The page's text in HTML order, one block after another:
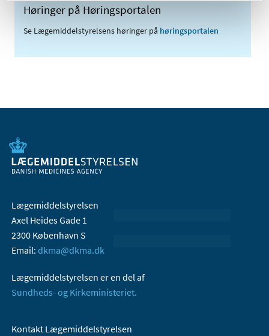
Høringer på Høringsportalen
Se Lægemiddelstyrelsens høringer på høringsportalen
Lægemiddelstyrelsen
Axel Heides Gade 1
2300 København S
Email: dkma@dkma.dk
Lægemiddelstyrelsen er en del af
Sundheds- og Kirkeministeriet.
Kontakt Lægemiddelstyrelsen